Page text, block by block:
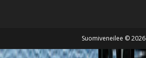
Suomiveneilee © 2026